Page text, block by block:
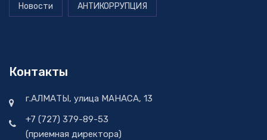
Новости АНТИКОРРУПЦИЯ
Контакты
г.АЛМАТЫ, улица МАНАСА, 13
+7 (727) 379-89-53
(приемная директора)